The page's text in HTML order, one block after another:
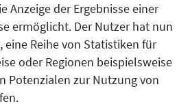
Anzeige der Ergebnisse einer
ermöglicht. Der Nutzer hat nun
eine Reihe von Statistiken für
oder Regionen beispielsweise
Potenzialen zur Nutzung von